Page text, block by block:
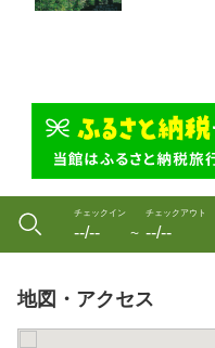
チェックイン
--/-- 〜
チェックアウト
--/--
地図・アクセス